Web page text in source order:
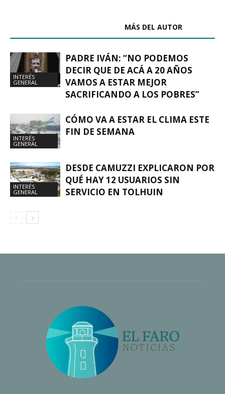
MÁS DEL AUTOR
INTERÉS
GENERAL
PADRE IVÁN: “NO PODEMOS
DECIR QUE DE ACÁ A 20 AÑOS
VAMOS A ESTAR MEJOR
SACRIFICANDO A LOS POBRES”
INTERÉS
GENERAL
CÓMO VA A ESTAR EL CLIMA ESTE
FIN DE SEMANA
INTERÉS
GENERAL
DESDE CAMUZZI EXPLICARON POR
QUÉ HAY 12 USUARIOS SIN
SERVICIO EN TOLHUIN